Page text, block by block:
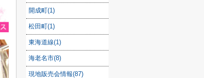
開成町(1)
松田町(1)
東海道線(1)
海老名市(8)
現地販売会情報(87)